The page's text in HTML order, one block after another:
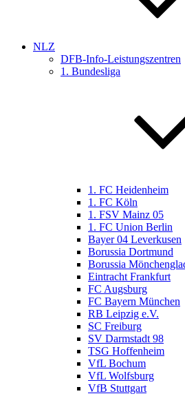
NLZ
DFB-Info-Leistungszentren
1. Bundesliga
1. FC Heidenheim
1. FC Köln
1. FSV Mainz 05
1. FC Union Berlin
Bayer 04 Leverkusen
Borussia Dortmund
Borussia
Eintracht Frankfurt
FC Augsburg
FC Bayern München
RB Leipzig e.V.
SC Freiburg
SV Darmstadt 98
TSG Hoffenheim
VfL Bochum
VfL Wolfsburg
VfB Stuttgart